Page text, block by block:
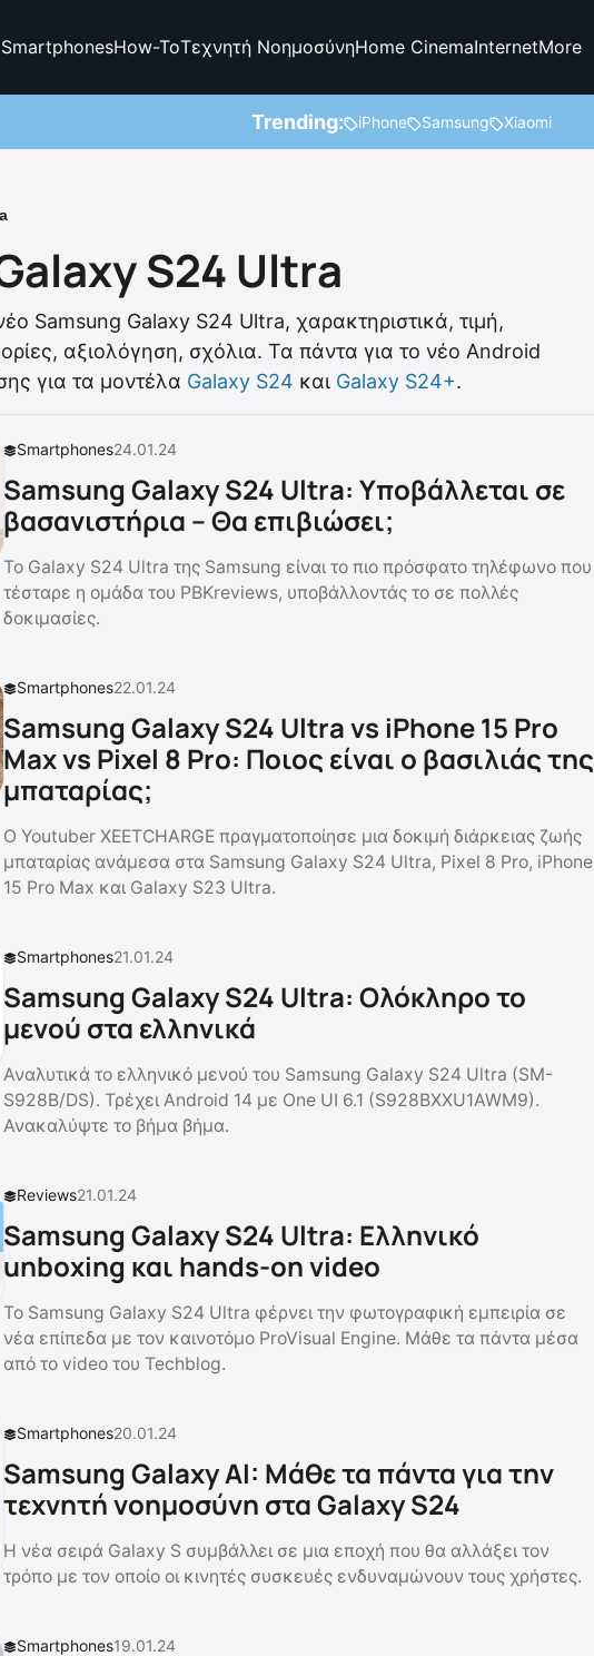
SmartphonesHow-ToΤεχνητή ΝοημοσύνηHome CinemaInternetMore
Trending: iPhone Samsung Xiaomi
S24 Ultra
Samsung Galaxy S24 Ultra, χαρακτηριστικά, τιμή,
αξιολόγηση, σχόλια. Τα πάντα για το νέο Android
για τα μοντέλα Galaxy S24 και Galaxy S24+.
Smartphones24.01.24
Samsung Galaxy S24 Ultra: Υποβάλλεται σε
βασανιστήρια – Θα επιβιώσει;
Το Galaxy S24 Ultra της Samsung είναι το πιο πρόσφατο τηλέφωνο που
τέσταρε η ομάδα του PBKreviews, υποβάλλοντάς το σε πολλές
δοκιμασίες.
Smartphones22.01.24
Samsung Galaxy S24 Ultra vs iPhone 15 Pro
Max vs Pixel 8 Pro: Ποιος είναι ο βασιλιάς της
μπαταρίας;
O Youtuber XEETCHARGE πραγματοποίησε μια δοκιμή διάρκειας ζωής
μπαταρίας ανάμεσα στα Samsung Galaxy S24 Ultra, Pixel 8 Pro, iPhone
15 Pro Max και Galaxy S23 Ultra.
Smartphones21.01.24
Samsung Galaxy S24 Ultra: Ολόκληρο το
μενού στα ελληνικά
Αναλυτικά το ελληνικό μενού του Samsung Galaxy S24 Ultra (SM-
S928B/DS). Τρέχει Android 14 με One UI 6.1 (S928BXXU1AWM9).
Ανακαλύψτε το βήμα βήμα.
Reviews21.01.24
Samsung Galaxy S24 Ultra: Ελληνικό
unboxing και hands-on video
Το Samsung Galaxy S24 Ultra φέρνει την φωτογραφική εμπειρία σε
νέα επίπεδα με τον καινοτόμο ProVisual Engine. Μάθε τα πάντα μέσα
από το video του Techblog.
Smartphones20.01.24
Samsung Galaxy AI: Μάθε τα πάντα για την
τεχνητή νοημοσύνη στα Galaxy S24
Η νέα σειρά Galaxy S συμβάλλει σε μια εποχή που θα αλλάξει τον
τρόπο με τον οποίο οι κινητές συσκευές ενδυναμώνουν τους χρήστες.
Smartphones19.01.24